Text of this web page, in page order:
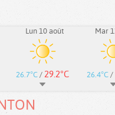
Lun 10 août
26.7°C / 29.2°C
Mar
26.4°C /